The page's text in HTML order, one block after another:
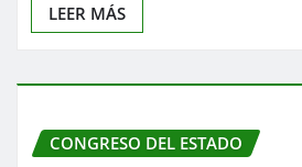
LEER MÁS
CONGRESO DEL ESTADO